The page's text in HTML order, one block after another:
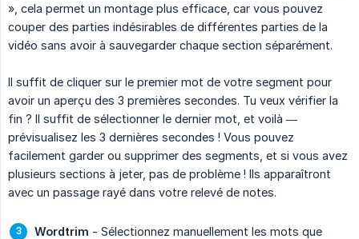
», cela permet un montage plus efficace, car vous pouvez
couper des parties indésirables de différentes parties de la
vidéo sans avoir à sauvegarder chaque section séparément.
Il suffit de cliquer sur le premier mot de votre segment pour
avoir un aperçu des 3 premières secondes. Tu veux vérifier la
fin ? Il suffit de sélectionner le dernier mot, et voilà —
prévisualisez les 3 dernières secondes ! Vous pouvez
facilement garder ou supprimer des segments, et si vous avez
plusieurs sections à jeter, pas de problème ! Ils apparaîtront
avec un passage rayé dans votre relevé de notes.
Wordtrim - Sélectionnez manuellement les mots que